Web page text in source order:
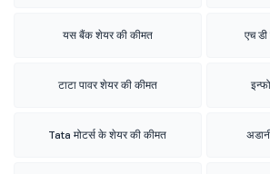
यस बैंक शेयर की कीमत एच
टाटा पावर शेयर की कीमत
Tata मोटर्स के शेयर की कीमत